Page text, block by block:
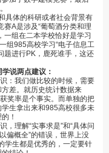
具体的科研或者社会背景有
A是涉及“葡萄酒分类和理
一组在二本学校恰好是学习
组985高校学习“电子信息工
题进行PK，鹿死谁手，这还
说两点建议：
：我们做比较的时候，需要
差。就历史统计数据来
奖率是个事实。而单独的把
生拿出来和985高校很多未
！
理解“实事求是”和“具体问
偏概全”的错误，世界上没
学生都是优秀的，一定要针